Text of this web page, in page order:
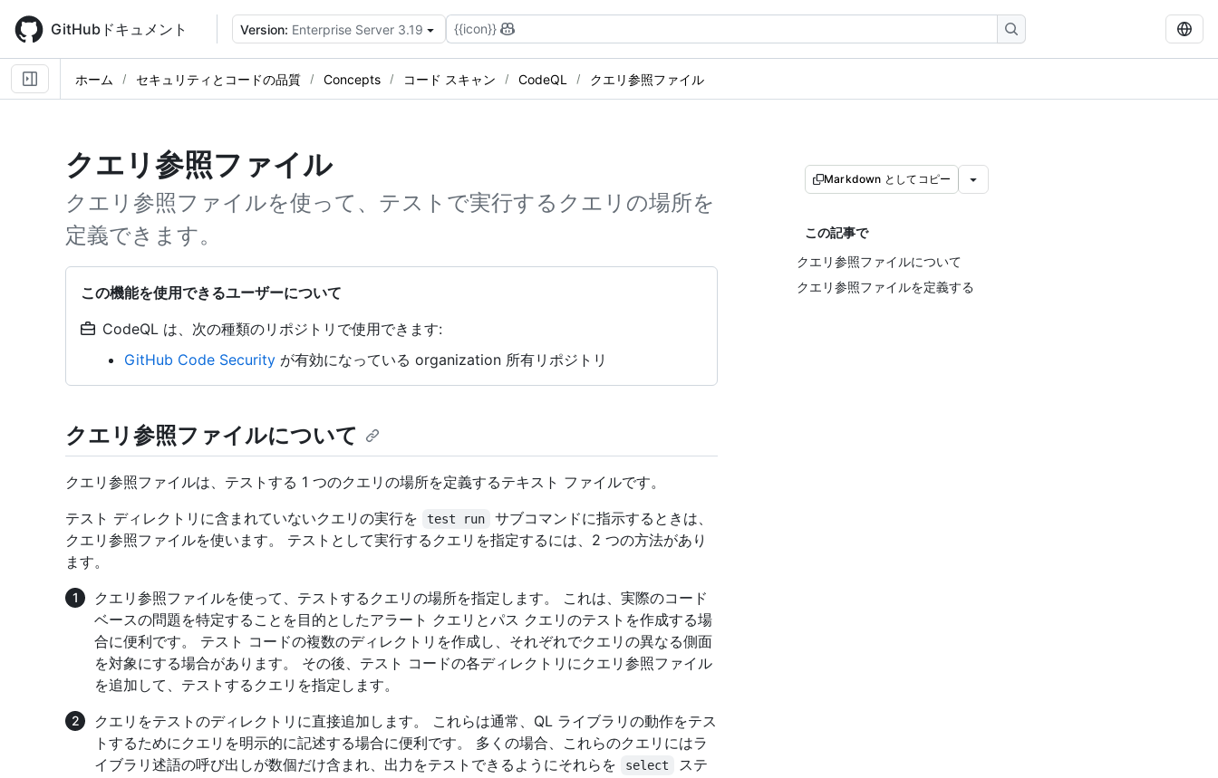
main
content
GitHubドキュメント Version: Enterprise Server 3.19 {{icon}}
ホーム セキュリティとコードの品質 Concepts コード スキャン CodeQL クエリ参照ファイル
クエリ参照ファイル
クエリ参照ファイルを使って、テストで実行するクエリの場所を
定義できます。
この機能を使用できるユーザーについて
CodeQL は、次の種類のリポジトリで使用できます:
GitHub Code Security が有効になっている organization 所有リポジトリ
Markdown としてコピー
この記事で
クエリ参照ファイルについて
クエリ参照ファイルを定義する
クエリ参照ファイルについて
クエリ参照ファイルは、テストする 1 つのクエリの場所を定義するテキスト ファイルです。
テスト ディレクトリに含まれていないクエリの実行を
test run
サブコマンドに指示するときは、
クエリ参照ファイルを使います。 テストとして実行するクエリを指定するには、2 つの方法があり
ます。
クエリ参照ファイルを使って、テストするクエリの場所を指定します。 これは、実際のコード
ベースの問題を特定することを目的としたアラート クエリとパス クエリのテストを作成する場
合に便利です。 テスト コードの複数のディレクトリを作成し、それぞれでクエリの異なる側面
を対象にする場合があります。 その後、テスト コードの各ディレクトリにクエリ参照ファイル
を追加して、テストするクエリを指定します。
クエリをテストのディレクトリに直接追加します。 これらは通常、QL ライブラリの動作をテス
トするためにクエリを明示的に記述する場合に便利です。 多くの場合、これらのクエリにはラ
イブラリ述語の呼び出しが数個だけ含まれ、出力をテストできるようにそれらを
select
ステ